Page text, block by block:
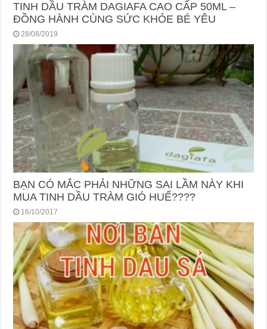
TINH DẦU TRÀM DAGIAFA CAO CẤP 50ML –
ĐỒNG HÀNH CÙNG SỨC KHỎE BÉ YÊU
28/08/2019
BẠN CÓ MẮC PHẢI NHỮNG SAI LẦM NÀY KHI
MUA TINH DẦU TRÀM GIÓ HUẾ????
16/10/2017